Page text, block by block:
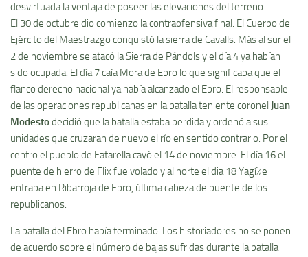
desvirtuada la ventaja de poseer las elevaciones del terreno.
El 30 de octubre dio comienzo la contraofensiva final. El Cuerpo de
Ejército del Maestrazgo conquistó la sierra de Cavalls. Más al sur el
2 de noviembre se atacó la Sierra de Pándols y el dí­a 4 ya habí­an
sido ocupada. El dí­a 7 caí­a Mora de Ebro lo que significaba que el
flanco derecho nacional ya habí­a alcanzado el Ebro. El responsable
de las operaciones republicanas en la batalla teniente coronel Juan
Modestodecidió que la batalla estaba perdida y ordenó a sus
unidades que cruzaran de nuevo el rí­o en sentido contrario. Por el
centro el pueblo de Fatarella cayó el 14 de noviembre. El dí­a 16 el
puente de hierro de Flix fue volado y al norte el dia 18 Yagí¼e
entraba en Ribarroja de Ebro, última cabeza de puente de los
republicanos.
La batalla del Ebro habí­a terminado. Los historiadores no se ponen
de acuerdo sobre el número de bajas sufridas durante la batalla